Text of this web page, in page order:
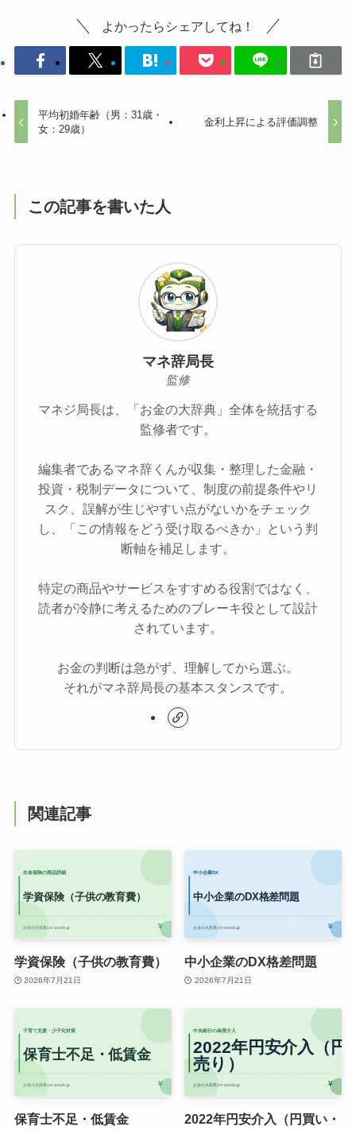
よかったらシェアしてね！
平均初婚年齢（男：31歳・
女：29歳）
金利上昇による評価調整
この記事を書いた人
マネ辞局長
監修
マネジ局長は、「お金の大辞典」全体を統括する
監修者です。
編集者であるマネ辞くんが収集・整理した金融・
投資・税制データについて、制度の前提条件やリ
スク、誤解が生じやすい点がないかをチェック
し、「この情報をどう受け取るべきか」という判
断軸を補足します。
特定の商品やサービスをすすめる役割ではなく、
読者が冷静に考えるためのブレーキ役として設計
されています。
お金の判断は急がず、理解してから選ぶ。
それがマネ辞局長の基本スタンスです。
関連記事
学資保険（子供の教育費）
2026年7月21日
中小企業のDX格差問題
2026年7月21日
保育士不足・低賃金
2022年円安介入（円買い・